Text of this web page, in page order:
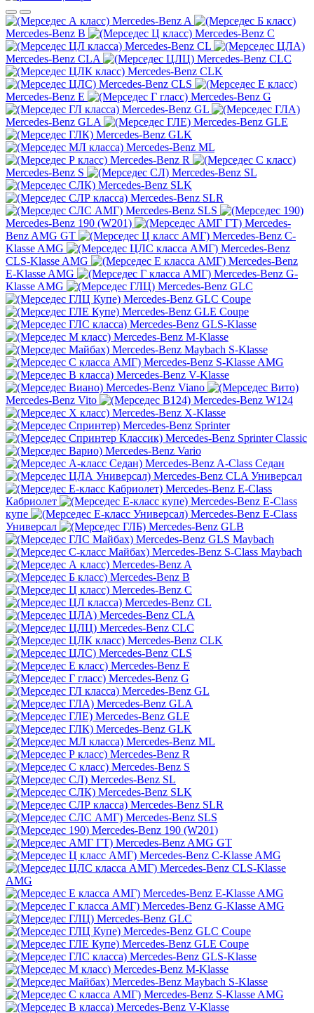
Mercedes-Benz A
Mercedes-Benz B
Mercedes-Benz C
Mercedes-Benz CL
Mercedes-Benz CLA
Mercedes-Benz CLC
Mercedes-Benz CLK
Mercedes-Benz CLS
Mercedes-Benz E
Mercedes-Benz G
Mercedes-Benz GL
Mercedes-Benz GLA
Mercedes-Benz GLE
Mercedes-Benz GLK
Mercedes-Benz ML
Mercedes-Benz R
Mercedes-Benz S
Mercedes-Benz SL
Mercedes-Benz SLK
Mercedes-Benz SLR
Mercedes-Benz SLS
Mercedes-Benz 190 (W201)
Mercedes-
Benz AMG GT
Mercedes-Benz C-
Klasse AMG
Mercedes-Benz
CLS-Klasse AMG
Mercedes-Benz
E-Klasse AMG
Mercedes-Benz G-
Klasse AMG
Mercedes-Benz GLC
Mercedes-Benz GLC Coupe
Mercedes-Benz GLE Coupe
Mercedes-Benz GLS-Klasse
Mercedes-Benz M-Klasse
Mercedes-Benz Maybach S-Klasse
Mercedes-Benz S-Klasse AMG
Mercedes-Benz V-Klasse
Mercedes-Benz Viano
Mercedes-Benz Vito
Mercedes-Benz W124
Mercedes-Benz X-Klasse
Mercedes-Benz Sprinter
Mercedes-Benz Sprinter Classic
Mercedes-Benz Vario
Mercedes-Benz A-Class Седан
Mercedes-Benz CLA Универсал
Mercedes-Benz E-Class
Кабриолет
Mercedes-Benz E-Class
купе
Mercedes-Benz E-Class
Универсал
Mercedes-Benz GLB
Mercedes-Benz GLS Maybach
Mercedes-Benz S-Class Maybach
Mercedes-Benz A
Mercedes-Benz B
Mercedes-Benz C
Mercedes-Benz CL
Mercedes-Benz CLA
Mercedes-Benz CLC
Mercedes-Benz CLK
Mercedes-Benz CLS
Mercedes-Benz E
Mercedes-Benz G
Mercedes-Benz GL
Mercedes-Benz GLA
Mercedes-Benz GLE
Mercedes-Benz GLK
Mercedes-Benz ML
Mercedes-Benz R
Mercedes-Benz S
Mercedes-Benz SL
Mercedes-Benz SLK
Mercedes-Benz SLR
Mercedes-Benz SLS
Mercedes-Benz 190 (W201)
Mercedes-Benz AMG GT
Mercedes-Benz C-Klasse AMG
Mercedes-Benz CLS-Klasse
AMG
Mercedes-Benz E-Klasse AMG
Mercedes-Benz G-Klasse AMG
Mercedes-Benz GLC
Mercedes-Benz GLC Coupe
Mercedes-Benz GLE Coupe
Mercedes-Benz GLS-Klasse
Mercedes-Benz M-Klasse
Mercedes-Benz Maybach S-Klasse
Mercedes-Benz S-Klasse AMG
Mercedes-Benz V-Klasse